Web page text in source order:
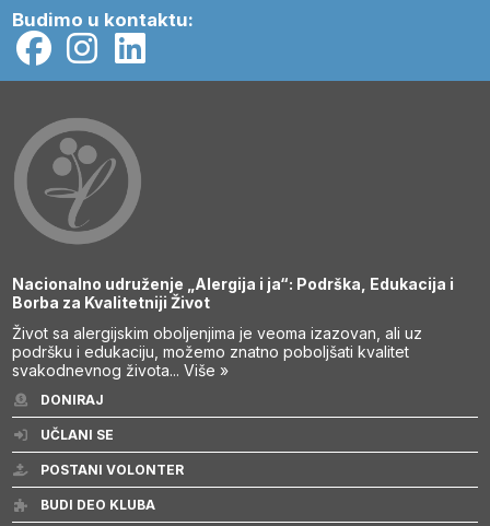
Budimo u kontaktu:
Nacionalno udruženje „Alergija i ja“: Podrška, Edukacija i
Borba za Kvalitetniji Život
Život sa alergijskim oboljenjima je veoma izazovan, ali uz
podršku i edukaciju, možemo znatno poboljšati kvalitet
svakodnevnog života...Više »
DONIRAJ
UČLANI SE
POSTANI VOLONTER
BUDI DEO KLUBA